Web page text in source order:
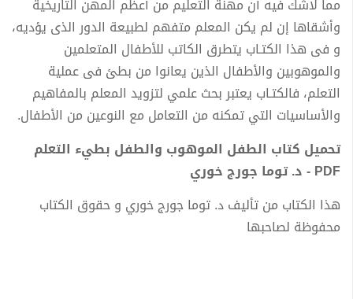
مما لاشك فيه أن مهنة التعليم من أعظم المهن التاريخية
وأشقاها إن لم يكن المعلم متفهم لطبيعة الدور الذى يؤديه،
و فى هذا الكتـاب يتطرق الكاتب للأطفال المتعلمين
والموهوبين والأطفال الذين يعانوا من بطئ فى عملية
التعلم، فالكتـاب يعتبر بحث علمي لتزويد المعلم بالمفاهيم
والأساسيات التي تمكنه من التعامل مع النوعين من الأطفال.
تحميل كتاب الطفل الموهوب والطفل بطيء التعلم
PDF - د. توما جورج خوري
هذا الكتاب من تأليف د. توما جورج خوري و حقوق الكتاب
محفوظة لصاحبها